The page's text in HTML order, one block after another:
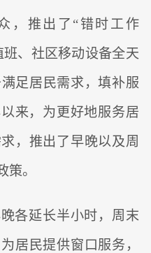
，推出了“错时工作
、社区移动设备全天
足居民需求，填补服
来，为更好地服务居
，推出了早晚以及周
策。
各延长半小时，周末
居民提供窗口服务，